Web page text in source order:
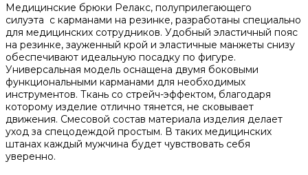
Медицинские брюки Релакс, полуприлегающего
силуэта с карманами на резинке, разработаны специально
для медицинских сотрудников. Удобный эластичный пояс
на резинке, зауженный крой и эластичные манжеты снизу
обеспечивают идеальную посадку по фигуре.
Универсальная модель оснащена двумя боковыми
функциональными карманами для необходимых
инструментов. Ткань со стрейч-эффектом, благодаря
которому изделие отлично тянется, не сковывает
движения. Смесовой состав материала изделия делает
уход за спецодеждой простым. В таких медицинских
штанах каждый мужчина будет чувствовать себя
уверенно.